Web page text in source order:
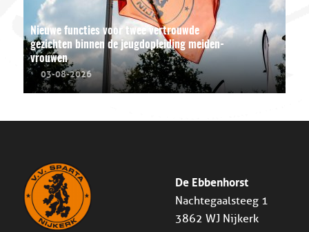
Nieuwe functies voor twee vertrouwde
gezichten binnen de jeugdopleiding meiden-
vrouwen
03-08-2026
De Ebbenhorst
Nachtegaalsteeg 1
3862 WJ Nijkerk